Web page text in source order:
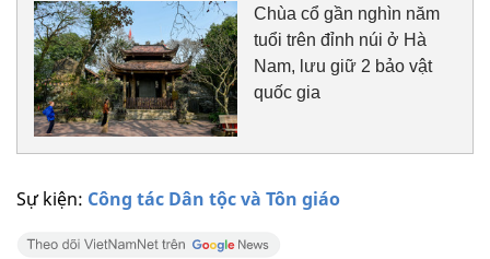
Sự kiện: Công tác Dân tộc và Tôn giáo
Chùa cổ gần nghìn năm
tuổi trên đỉnh núi ở Hà
Nam, lưu giữ 2 bảo vật
quốc gia